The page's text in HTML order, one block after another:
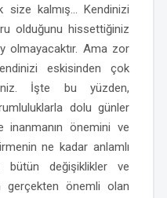
size kalmış… Kendinizi
olduğunu hissettiğiniz
olmayacaktır. Ama zor
eskisinden çok
İşte bu yüzden,
dolu günler
inanmanın önemini ve
ne kadar anlamlı
bütün değişiklikler ve
gerçekten önemli olan